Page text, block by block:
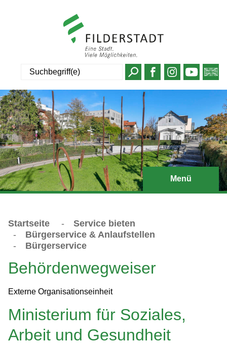
Menü
Startseite -
Service bieten
-
Bürgerservice & Anlaufstellen
-
Bürgerservice
Behördenwegweiser
Externe Organisationseinheit
Ministerium für Soziales,
Arbeit und Gesundheit